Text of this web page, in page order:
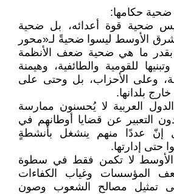
حكامها:
ضحية قوة أعدائه، بل ضحية
الأوسط ليسوا ضحيةً لـ«محور
بقدر ما هي ضحية ضعف الأنظمة
للقومية والطائفية، وهيمنة
وعلى الأحزاب، بل وحتى على
بلدانها.
العربية لا يُحسنون ممارسة
التعبير عن قضايا أوطانهم في
بل إنّ عددًا منهم ينشغل بأنشطةٍ
حتى إدارتها.
لا تكمن فقط في سطوة
المؤسسات وغياب الكفاءات
على تمثيل مصالح الشعوب وصون